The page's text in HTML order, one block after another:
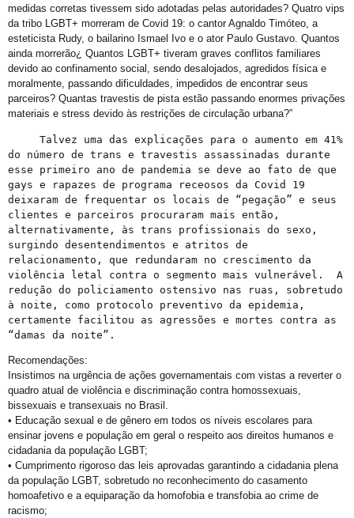
medidas corretas tivessem sido adotadas pelas autoridades? Quatro vips
da tribo LGBT+ morreram de Covid 19: o cantor Agnaldo Timóteo, a
esteticista Rudy, o bailarino Ismael Ivo e o ator Paulo Gustavo. Quantos
ainda morrerão¿ Quantos LGBT+ tiveram graves conflitos familiares
devido ao confinamento social, sendo desalojados, agredidos física e
moralmente, passando dificuldades, impedidos de encontrar seus
parceiros? Quantas travestis de pista estão passando enormes privações
materiais e stress devido às restrições de circulação urbana?”
do número de trans e travestis assassinadas durante
esse primeiro ano de pandemia se deve ao fato de que
gays e rapazes de programa receosos da Covid 19
deixaram de frequentar os locais de “pegação” e seus
clientes e parceiros procuraram mais então,
alternativamente, às trans profissionais do sexo,
surgindo desentendimentos e atritos de
relacionamento, que redundaram no crescimento da
violência letal contra o segmento mais vulnerável.  A
redução do policiamento ostensivo nas ruas, sobretudo
à noite, como protocolo preventivo da epidemia,
certamente facilitou as agressões e mortes contra as
“damas da noite”.
Recomendações:
Insistimos na urgência de ações governamentais com vistas a reverter o
quadro atual de violência e discriminação contra homossexuais,
bissexuais e transexuais no Brasil.
• Educação sexual e de gênero em todos os níveis escolares para
ensinar jovens e população em geral o respeito aos direitos humanos e
cidadania da população LGBT;
• Cumprimento rigoroso das leis aprovadas garantindo a cidadania plena
da população LGBT, sobretudo no reconhecimento do casamento
homoafetivo e a equiparação da homofobia e transfobia ao crime de
racismo;